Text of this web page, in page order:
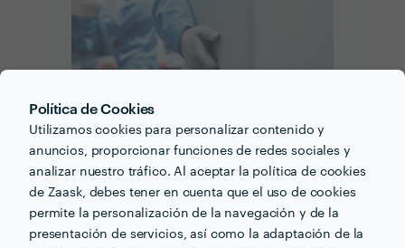
Política de Cookies
Utilizamos cookies para personalizar contenido y
anuncios, proporcionar funciones de redes sociales y
analizar nuestro tráfico. Al aceptar la política de cookies
de Zaask, debes tener en cuenta que el uso de cookies
permite la personalización de la navegación y de la
presentación de servicios, así como la adaptación de la
Empresas de Mudanzas